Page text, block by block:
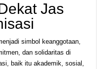
Jas
simbol keanggotaan,
dan solidaritas di
baik itu akademik, sosial,